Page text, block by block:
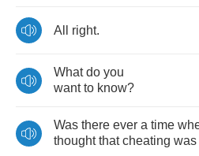
All right.
What do you
want to know?
Was there ever a time
thought that cheating was